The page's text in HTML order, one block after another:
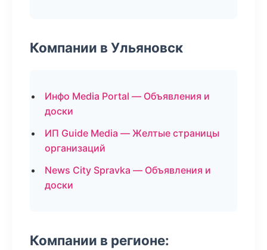
Компании в Ульяновск
Инфо Media Portal — Объявления и
доски
ИП Guide Media — Желтые страницы
организаций
News City Spravka — Объявления и
доски
Компании в регионе: